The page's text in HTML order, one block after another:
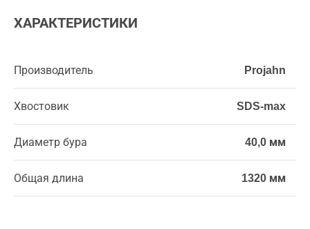
ХАРАКТЕРИСТИКИ
Производитель Projahn
Хвостовик SDS-max
Диаметр бура 40,0 мм
Общая длина 1320 мм